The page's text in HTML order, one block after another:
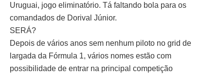
Uruguai, jogo eliminatório. Tá faltando bola para os
comandados de Dorival Júnior.
SERÁ?
Depois de vários anos sem nenhum piloto no grid de
largada da Fórmula 1, vários nomes estão com
possibilidade de entrar na principal competição